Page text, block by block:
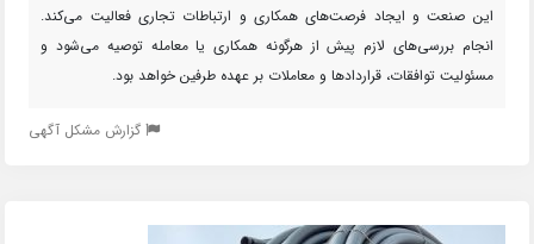
این صنعت و ایجاد فرصت‌های همکاری و ارتباطات تجاری فعالیت می‌کند.
انجام بررسی‌های لازم پیش از هرگونه همکاری یا معامله توصیه می‌شود و
مسئولیت توافقات، قراردادها و معاملات بر عهده طرفین خواهد بود.
گزارش مشکل آگهی